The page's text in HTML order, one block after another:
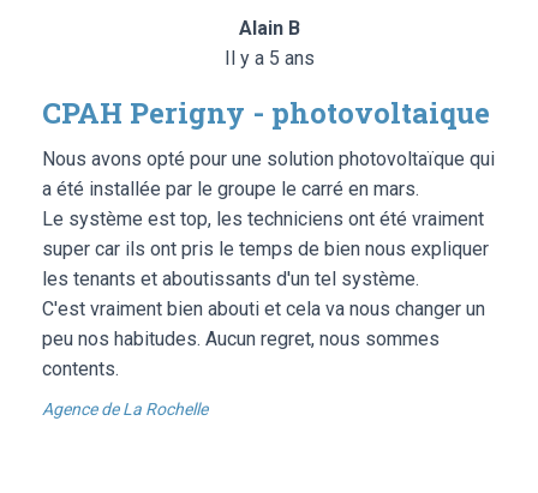
Alain B
Il y a 5 ans
CPAH Perigny - photovoltaique
Nous avons opté pour une solution photovoltaïque qui
a été installée par le groupe le carré en mars.
Le système est top, les techniciens ont été vraiment
super car ils ont pris le temps de bien nous expliquer
les tenants et aboutissants d'un tel système.
C'est vraiment bien abouti et cela va nous changer un
peu nos habitudes. Aucun regret, nous sommes
contents.
Agence de La Rochelle